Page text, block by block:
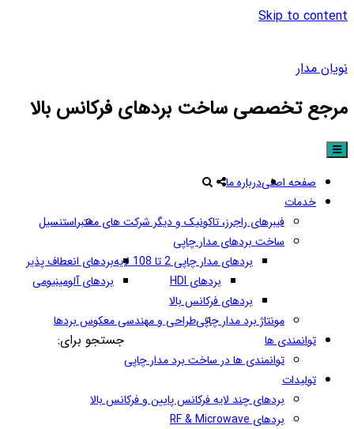
Skip to content
نویان مدار
مرجع تخصصی ساخت بردهای فرکانس بالا
صفحه اصلیدرباره ما
خدمات
فیبرهای راجرز، تاکونیک و دیگر شرکت های معتبراستنسیل
ساخت بردهای مدار چاپی
بردهای مدار چاپی 2 تا 108 لایه
بردهای HDI
بردهای انعطاف پذیر
بردهای آلومینیومی
بردهای فرکانس بالا
مونتاژ برد مدار چاپیطراحی و مهندسی معکوس بردها
توانمندی ها
توانمندی ها در ساخت برد مدار چاپی
تولیدات
بردهای چند لایه فرکانس پایین و فرکانس بالا
بردهای RF & Microwave
جستجو برای: